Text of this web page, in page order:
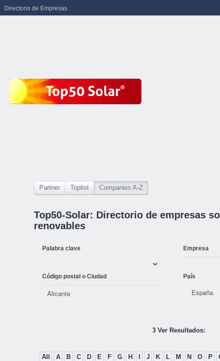
Partner Toplist Companies A-Z
Top50-Solar: Directorio de empresas
renovables
Palabra clave Empresa
Código postal o Ciudad País
3 Ver Resultados:
All A B C D E F G H J K L M N O P
Directorio de Empresas